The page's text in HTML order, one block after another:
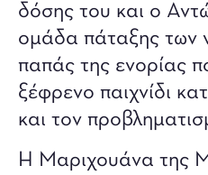
δόσης του και ο
ομάδα πάταξης των
παπάς της ενορίας
ξέφρενο παιχνίδι
και τον
Η Μαριχουάνα της